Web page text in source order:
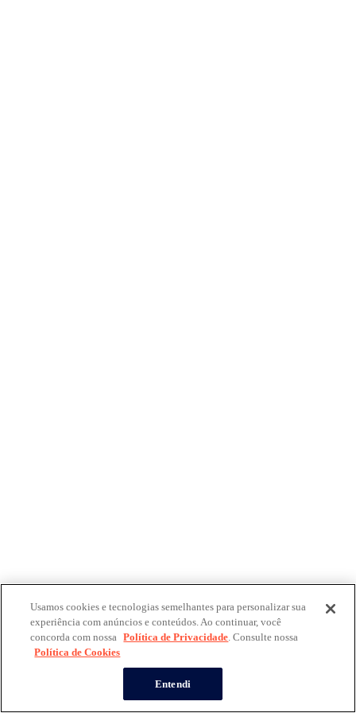
Usamos cookies e tecnologias semelhantes para personalizar sua
experiência com anúncios e conteúdos. Ao continuar, você
concorda com nossa Política de Privacidade. Consulte nossa
Política de Cookies
Entendi